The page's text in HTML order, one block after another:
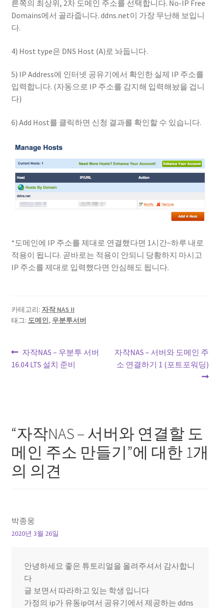
른쪽의 최상위, 2차 도메인 주소를 선택합니다. No-IP Free
Domains에서 골라줍니다. ddns.net이 가장 무난해 보입니
다.
4) Host type은 DNS Host (A)로 놔둡니다.
5) IP Address에 인터넷 공유기에서 확인한 실제 IP 주소를
입력합니다. (자동으로 IP 주소를 감지해 입력해놨을 겁니
다)
6) Add Host를 클릭하면 신청 결과를 확인할 수 있습니다.
*도메인에 IP 주소를 제대로 연결했다면 1시간~하루 내로
적용이 됩니다. 곧바로는 적용이 안되니 당황하지 마시고
IP 주소를 제대로 입력했다면 안심해도 됩니다.
카테고리: 자작 NAS II
태그: 도메인, 우분투서버
글
내
이
션
이
전
자작NAS – 우분투 서버
16.04 LTS 설치 준비
다
음
자작NAS – 서버와 도메인 주
소 연결하기 1 (포트포워딩)
“자작NAS – 서버와 연결할 도
메인 주소 만들기”에 대한 1개
의 의견
박종웅
2020년 3월 26일
안녕하세요 좋은 튜토리얼을 올려주셔서 감사합니
다
글 보면서 따라하고 있는 학생 입니다
가정의 ip가 유동ip여서 공유기에서 제공하는 ddns